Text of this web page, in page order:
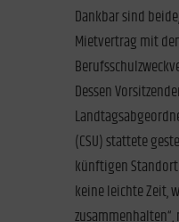
Dankbar sind
Mietvertrag mit
Dessen
(CSU) stattete
künftigen Standort
keine leichte Zeit,